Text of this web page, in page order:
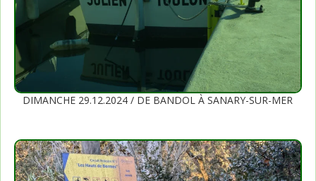
DIMANCHE 29.12.2024 / DE BANDOL À SANARY-SUR-MER